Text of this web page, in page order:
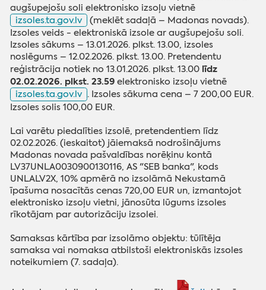
augšupejošu soli elektronisko izsoļu vietnē
izsoles.ta.gov.lv (meklēt sadaļā – Madonas novads).
Izsoles veids - elektroniskā izsole ar augšupejošu soli.
Izsoles sākums – 13.01.2026. plkst. 13.00, izsoles
noslēgums – 12.02.2026. plkst. 13.00. Pretendentu
reģistrācija notiek no 13.01.2026. plkst. 13.00 līdz
02.02.2026. plkst. 23.59 elektronisko izsoļu vietnē
izsoles.ta.gov.lv . Izsoles sākuma cena – 7 200,00 EUR.
Izsoles solis 100,00 EUR.
Lai varētu piedalīties izsolē, pretendentiem līdz
02.02.2026. (ieskaitot) jāiemaksā nodrošinājums
Madonas novada pašvaldības norēķinu kontā
LV37UNLA0030900130116, AS "SEB banka", kods
UNLALV2X, 10% apmērā no izsolāmā Nekustamā
īpašuma nosacītās cenas 720,00 EUR un, izmantojot
elektronisko izsoļu vietni, jānosūta lūgums izsoles
rīkotājam par autorizāciju izsolei.
Samaksas kārtība par izsolāmo objektu: tūlītēja
samaksa vai nomaksa atbilstoši elektroniskās izsoles
noteikumiem (7. sadaļa).